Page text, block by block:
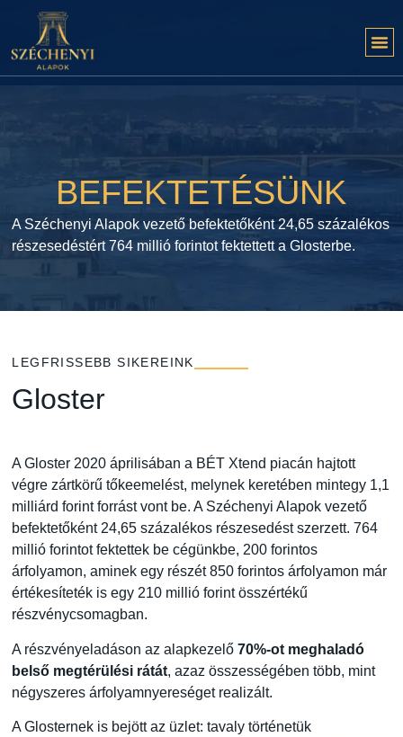
BEFEKTETÉSÜNK
A Széchenyi Alapok vezető befektetőként 24,65 százalékos
részesedéstért 764 millió forintot fektettett a Glosterbe.
LEGFRISSEBB SIKEREINK
Gloster
A Gloster 2020 áprilisában a BÉT Xtend piacán hajtott
végre zártkörű tőkeemelést, melynek keretében mintegy 1,1
milliárd forint forrást vont be. A Széchenyi Alapok vezető
befektetőként 24,65 százalékos részesedést szerzett. 764
millió forintot fektettek be cégünkbe, 200 forintos
árfolyamon, aminek egy részét 850 forintos árfolyamon már
értékesíteték is egy 210 millió forint összértékű
részvénycsomagban.
A részvényeladáson az alapkezelő70%-ot meghaladó
belső megtérülési rátát, azaz összességében több, mint
négyszeres árfolyamnyereséget realizált.
A Glosternek is bejött az üzlet: tavaly történetük